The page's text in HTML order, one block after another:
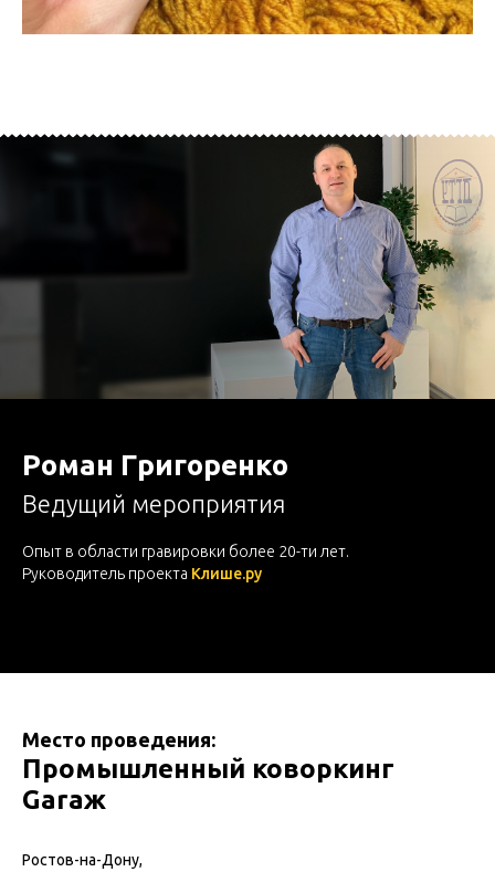
Роман Григоренко
Ведущий мероприятия
Опыт в области гравировки более 20-ти лет.
Руководитель проекта Клише.ру
Место проведения:
Промышленный коворкинг
Garaж
Ростов-на-Дону,